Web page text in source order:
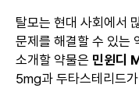
탈모는 현대 사회에서
문제를 해결할 수 있는
소개할 약물은 민윈디
5mg과 두타스테리드